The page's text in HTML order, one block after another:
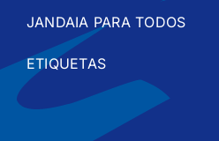
JANDAIA PARA TODOS
ETIQUETAS